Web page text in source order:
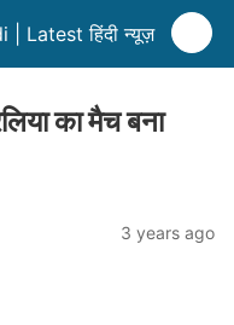
Latest हिंदी न्यूज़
का मैच बना
3 years ago